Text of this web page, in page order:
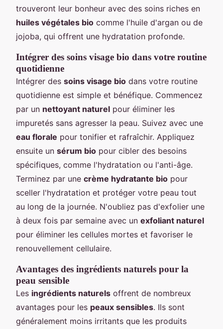
trouveront leur bonheur avec des soins riches en
huiles végétales bio comme l'huile d'argan ou de
jojoba, qui offrent une hydratation profonde.
Intégrer des soins visage bio dans votre routine
quotidienne
Intégrer des soins visage bio dans votre routine
quotidienne est simple et bénéfique. Commencez
par un nettoyant naturel pour éliminer les
impuretés sans agresser la peau. Suivez avec une
eau florale pour tonifier et rafraîchir. Appliquez
ensuite un sérum bio pour cibler des besoins
spécifiques, comme l'hydratation ou l'anti-âge.
Terminez par une crème hydratante bio pour
sceller l'hydratation et protéger votre peau tout
au long de la journée. N'oubliez pas d'exfolier une
à deux fois par semaine avec un exfoliant naturel
pour éliminer les cellules mortes et favoriser le
renouvellement cellulaire.
Avantages des ingrédients naturels pour la
peau sensible
Les ingrédients naturels offrent de nombreux
avantages pour les peaux sensibles. Ils sont
généralement moins irritants que les produits